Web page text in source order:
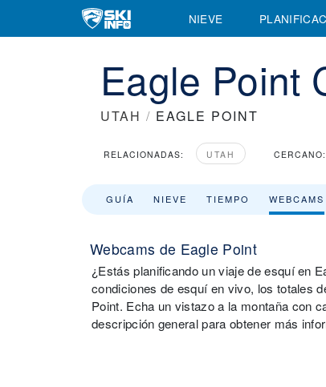
NIEVE
Eagle Point
UTAH / EAGLE POINT
RELACIONADAS: UTAH CERCANO:
GUÍA NIEVE TIEMPO WEBCAMS
Webcams de Eagle Point
¿Estás planificando un viaje de esquí en
condiciones de esquí en vivo, los totales
Point. Echa un vistazo a la montaña con
descripción general para obtener más